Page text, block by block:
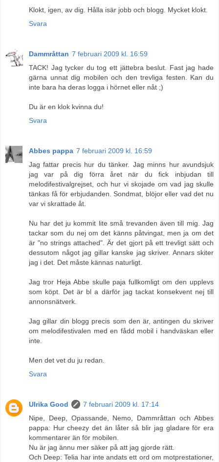
Klokt, igen, av dig. Hålla isär jobb och blogg. Mycket klokt.
Svara
Dammråttan 7 februari 2009 kl. 16:59
TACK! Jag tycker du tog ett jättebra beslut. Fast jag hade
gärna unnat dig mobilen och den trevliga festen. Kan du
inte bara ha deras logga i hörnet eller nåt ;)
Du är en klok kvinna du!
Svara
Abbes pappa 7 februari 2009 kl. 16:59
Jag fattar precis hur du tänker. Jag minns hur avundsjuk
jag var på dig förra året när du fick inbjudan till
melodifestivalgrejset, och hur vi skojade om vad jag skulle
tänkas få för erbjudanden. Sondmat, blöjor eller vad det nu
var vi skrattade åt.
Nu har det ju kommit lite små trevanden även till mig. Jag
tackar som du nej om det känns påtvingat, men ja om det
är "no strings attached". Är det gjort på ett trevligt sätt och
dessutom något jag gillar kanske jag skriver. Annars skiter
jag i det. Det måste kännas naturligt.
Jag tror Heja Abbe skulle paja fullkomligt om den upplevs
som köpt. Det är bl a därför jag tackat konsekvent nej till
annonsnätverk.
Jag gillar din blogg precis som den är, antingen du skriver
om melodifestivalen med en fådd mobil i handväskan eller
inte.
Men det vet du ju redan.
Svara
Ulrika Good
7 februari 2009 kl. 17:14
Nipe, Deep, Opassande, Nemo, Dammråttan och Abbes
pappa: Hur cheezy det än låter så blir jag gladare för era
kommentarer än för mobilen.
Nu är jag ännu mer säker på att jag gjorde rätt.
Och Deep: Telia har inte andats ett ord om motprestationer,